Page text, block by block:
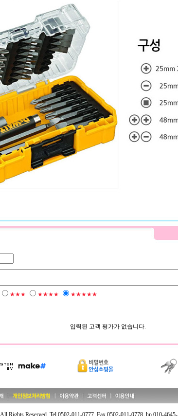
★★★ ★★★★ ★★★★★
입력된 고객 평가가 없습니다.
All Rights Reserved. Tel 0502-011-0777 ,Fax 0502-011-0778 ,hp 010-4645-